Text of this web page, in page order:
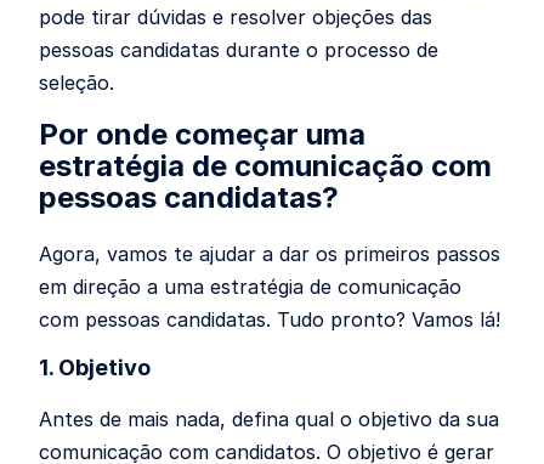
pode tirar dúvidas e resolver objeções das
pessoas candidatas durante o processo de
seleção.
Por onde começar uma
estratégia de comunicação com
pessoas candidatas?
Agora, vamos te ajudar a dar os primeiros passos
em direção a uma estratégia de comunicação
com pessoas candidatas. Tudo pronto? Vamos lá!
1. Objetivo
Antes de mais nada, defina qual o objetivo da sua
comunicação com candidatos. O objetivo é gerar